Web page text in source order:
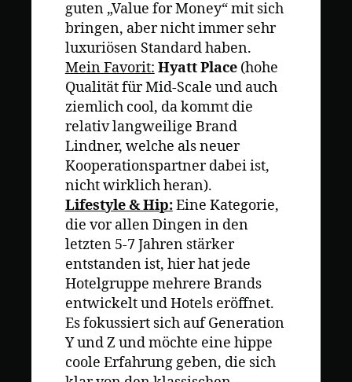
guten „Value for Money“ mit sich
bringen, aber nicht immer sehr
luxuriösen Standard haben.
Mein Favorit: Hyatt Place(hohe
Qualität für Mid-Scale und auch
ziemlich cool, da kommt die
relativ langweilige Brand
Lindner, welche als neuer
Kooperationspartner dabei ist,
nicht wirklich heran).
Lifestyle & Hip:Eine Kategorie,
die vor allen Dingen in den
letzten 5-7 Jahren stärker
entstanden ist, hier hat jede
Hotelgruppe mehrere Brands
entwickelt und Hotels eröffnet.
Es fokussiert sich auf Generation
Y und Z und möchte eine hippe
coole Erfahrung geben, die sich